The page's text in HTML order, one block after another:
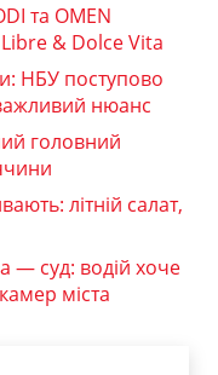
та OMEN
& Dolce Vita
НБУ поступово
нюанс
головний
літній салат,
— суд: водій хоче
міста